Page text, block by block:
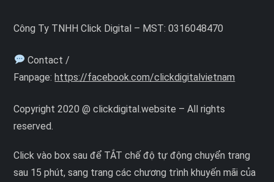
Công Ty TNHH Click Digital – MST: 0316048470
Contact /
Fanpage:https://facebook.com/clickdigitalvietnam
Copyright 2020 @ clickdigital.website – All rights
reserved.
Click vào box sau để TẮT chế độ tự động chuyển trang
sau 15 phút, sang trang các chương trình khuyến mãi của